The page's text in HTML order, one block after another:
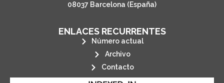
08037 Barcelona (España)
ENLACES RECURRENTES
Número actual
Archivo
Contacto